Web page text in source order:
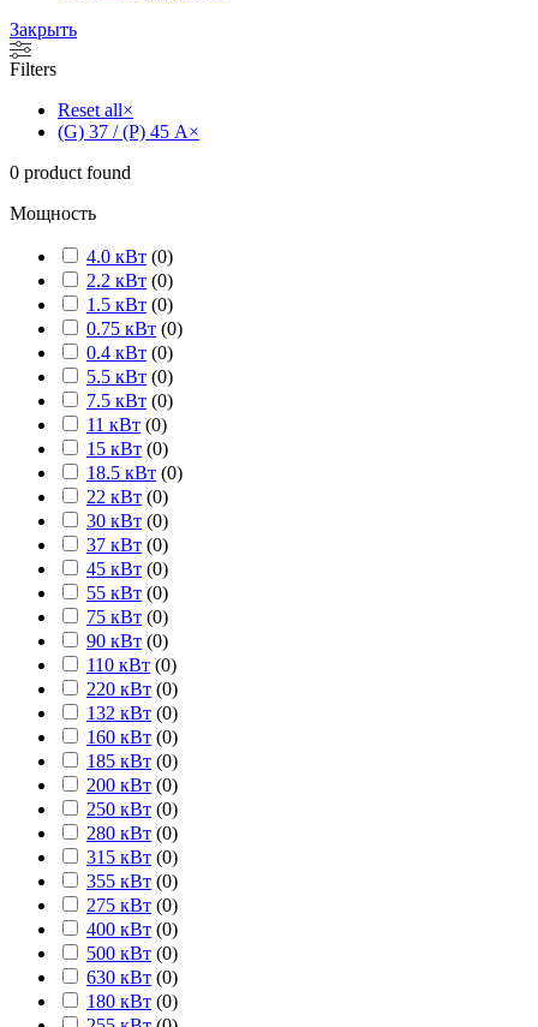
Закрыть
Filters
Reset all×
(G) 37 / (P) 45 А×
0 product found
Мощность
4.0 кВт (0)
2.2 кВт (0)
1.5 кВт (0)
0.75 кВт (0)
0.4 кВт (0)
5.5 кВт (0)
7.5 кВт (0)
11 кВт (0)
15 кВт (0)
18.5 кВт (0)
22 кВт (0)
30 кВт (0)
37 кВт (0)
45 кВт (0)
55 кВт (0)
75 кВт (0)
90 кВт (0)
110 кВт (0)
220 кВт (0)
132 кВт (0)
160 кВт (0)
185 кВт (0)
200 кВт (0)
250 кВт (0)
280 кВт (0)
315 кВт (0)
355 кВт (0)
275 кВт (0)
400 кВт (0)
500 кВт (0)
630 кВт (0)
180 кВт (0)